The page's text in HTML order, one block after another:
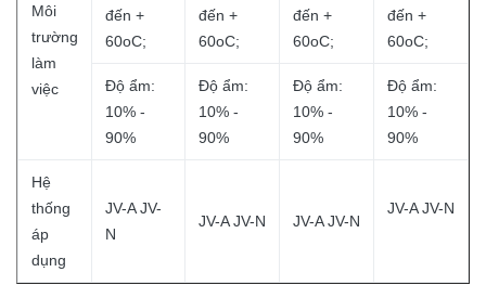
Môi
trường
làm
việc
đến +
60oC;
đến +
60oC;
đến +
60oC;
đến +
60oC;
Độ ẩm:
10% -
90%
Độ ẩm:
10% -
90%
Độ ẩm:
10% -
90%
Độ ẩm:
10% -
90%
Hệ
thống
áp
dụng
JV-A JV-
N
JV-A JV-N JV-A JV-N
JV-A JV-N